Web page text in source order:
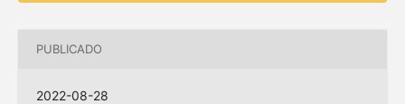
PUBLICADO
2022-08-28